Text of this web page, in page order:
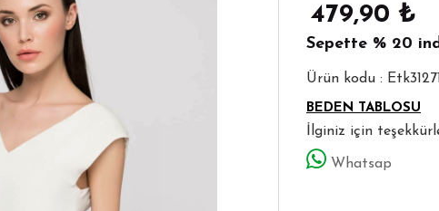
479,90 ₺
Sepette % 20
Ürün kodu :
BEDEN TABLOSU
İlginiz için
Whatsap